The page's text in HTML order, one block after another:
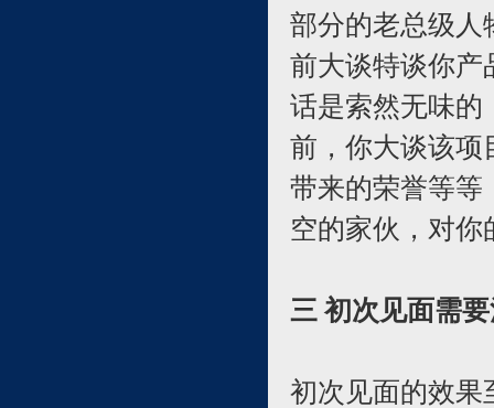
部分的老总级人
前大谈特谈你产
话是索然无味的
前，你大谈该项
带来的荣誉等等
空的家伙，对
三 初次见面需
初次见面的效果